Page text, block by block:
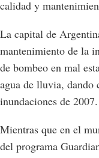
calidad y
La capital de
mantenimiento de la
de bombeo en mal
agua de lluvia, dando
inundaciones de 2007.
Mientras que en el
del programa